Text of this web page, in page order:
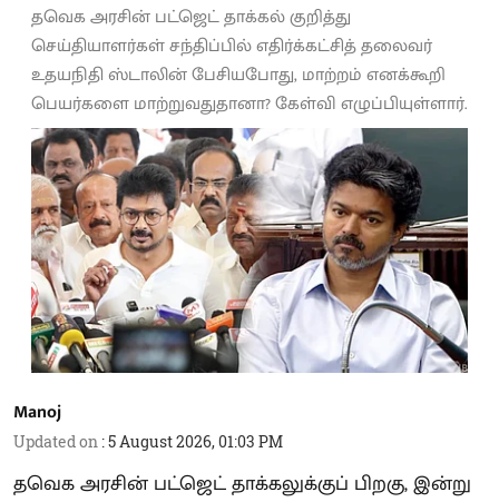
தவெக அரசின் பட்ஜெட் தாக்கல் குறித்து
செய்தியாளர்கள் சந்திப்பில் எதிர்க்கட்சித் தலைவர்
உதயநிதி ஸ்டாலின் பேசியபோது, மாற்றம் எனக்கூறி
பெயர்களை மாற்றுவதுதானா? கேள்வி எழுப்பியுள்ளார்.
Manoj
Updated on :5 August 2026, 01:03 PM
தவெக அரசின் பட்ஜெட் தாக்கலுக்குப் பிறகு, இன்று